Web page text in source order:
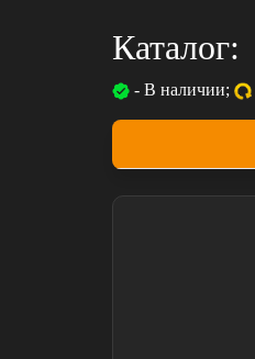
Каталог:
- В наличии;